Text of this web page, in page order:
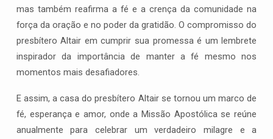
mas também reafirma a fé e a crença da comunidade na
força da oração e no poder da gratidão. O compromisso do
presbítero Altair em cumprir sua promessa é um lembrete
inspirador da importância de manter a fé mesmo nos
momentos mais desafiadores.
E assim, a casa do presbítero Altair se tornou um marco de
fé, esperança e amor, onde a Missão Apostólica se reúne
anualmente para celebrar um verdadeiro milagre e a